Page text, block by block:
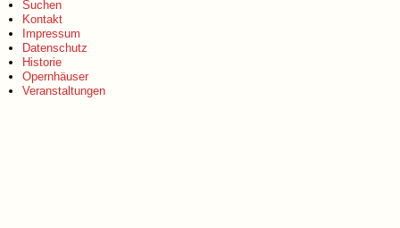
Suchen
Kontakt
Impressum
Datenschutz
Historie
Opernhäuser
Veranstaltungen